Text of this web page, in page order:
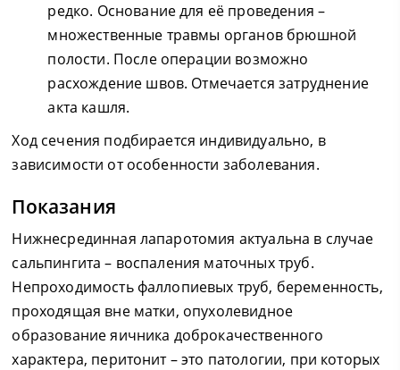
редко. Основание для её проведения –
множественные травмы органов брюшной
полости. После операции возможно
расхождение швов. Отмечается затруднение
акта кашля.
Ход сечения подбирается индивидуально, в
зависимости от особенности заболевания.
Показания
Нижнесрединная лапаротомия актуальна в случае
сальпингита – воспаления маточных труб.
Непроходимость фаллопиевых труб, беременность,
проходящая вне матки, опухолевидное
образование яичника доброкачественного
характера, перитонит – это патологии, при которых